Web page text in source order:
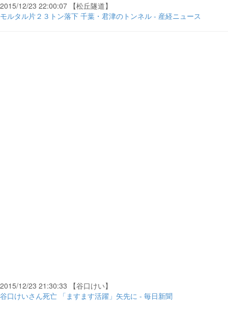
2015/12/23 22:00:07 【松丘隧道】
モルタル片２３トン落下 千葉・君津のトンネル - 産経ニュース
2015/12/23 21:30:33 【谷口けい】
谷口けいさん死亡 「ますます活躍」矢先に - 毎日新聞